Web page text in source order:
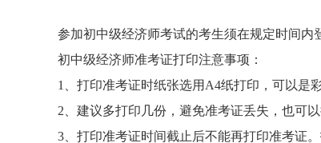
参加初中级经济师考试的考生须在规定时间内
初中级经济师准考证打印注意事项：
1、打印准考证时纸张选用A4纸打印，可以是
2、建议多打印几份，避免准考证丢失，也可
3、打印准考证时间截止后不能再打印准考证